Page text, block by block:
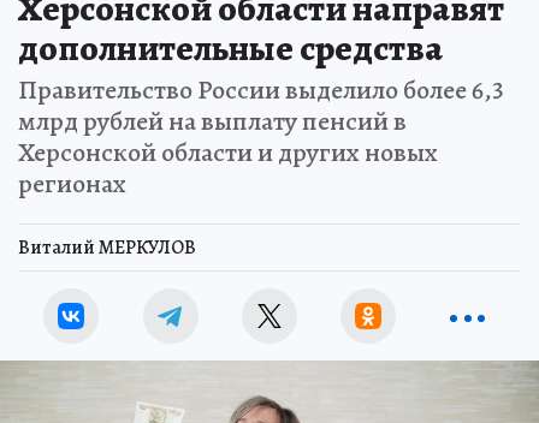
дополнительные средства
Правительство России выделило более 6,3
млрд рублей на выплату пенсий в
Херсонской области и других новых
регионах
Виталий МЕРКУЛОВ